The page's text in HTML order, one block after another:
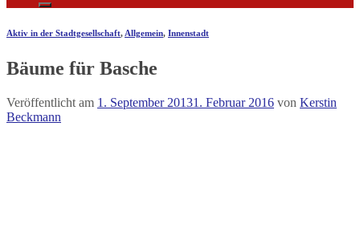
Aktiv in der Stadtgesellschaft, Allgemein, Innenstadt
Bäume für Basche
Veröffentlicht am 1. September 20131. Februar 2016 von Kerstin
Beckmann